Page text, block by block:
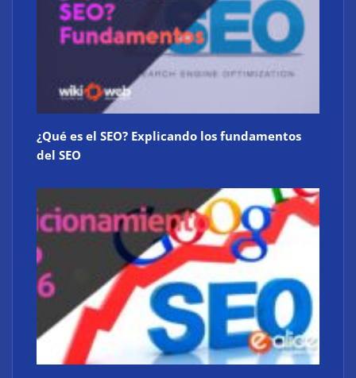
Atos consigue la exclusiva certificación en
ciberdefensa CMMC 2.0 del Departamento de
Defensa de EE. UU.
¿Qué es el SEO? Explicando los fundamentos
del SEO